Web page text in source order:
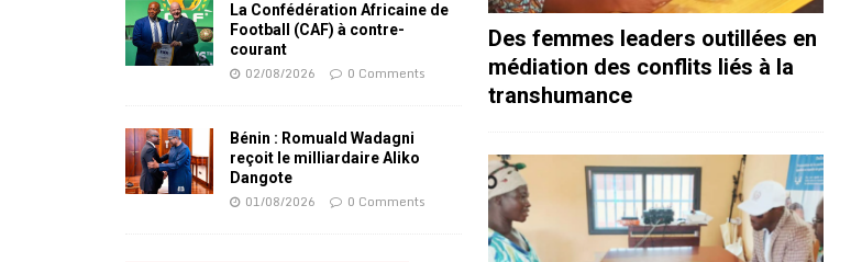
La Confédération Africaine de
Football (CAF) à contre-
courant
02/08/2026 0 Comments
Bénin : Romuald Wadagni
reçoit le milliardaire Aliko
Dangote
01/08/2026 0 Comments
Des femmes leaders outillées en
médiation des conflits liés à la
transhumance